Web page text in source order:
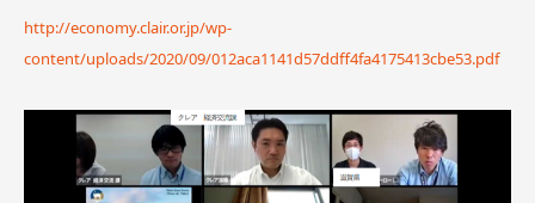
http://economy.clair.or.jp/wp-
content/uploads/2020/09/012aca1141d57ddff4fa4175413cbe53.pdf